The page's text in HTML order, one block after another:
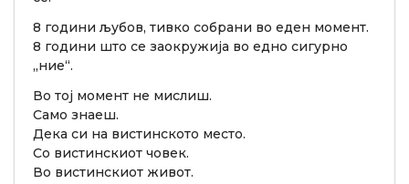
8 години љубов, тивко собрани во еден момент.
8 години што се заокружија во едно сигурно
„ние“.
Во тој момент не мислиш.
Само знаеш.
Дека си на вистинското место.
Со вистинскиот човек.
Во вистинскиот живот.